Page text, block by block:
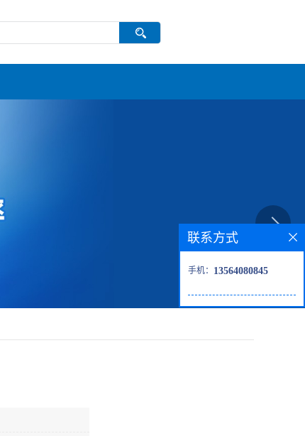
联系方式
手机： 13564080845